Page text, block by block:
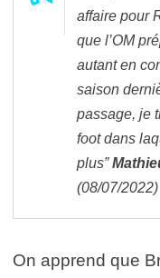
affaire pour
que l’OM
autant en
saison
passage, je
foot dans
plus”
(08/07/2022)
On apprend que